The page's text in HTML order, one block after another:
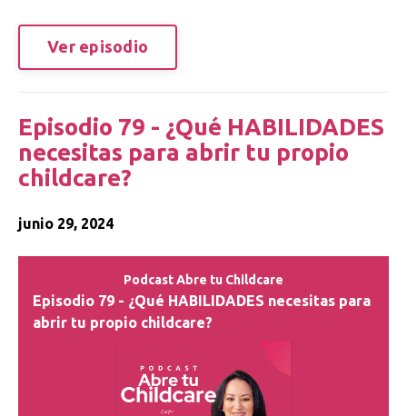
Ver episodio
Episodio 79 - ¿Qué HABILIDADES
necesitas para abrir tu propio
childcare?
junio 29, 2024